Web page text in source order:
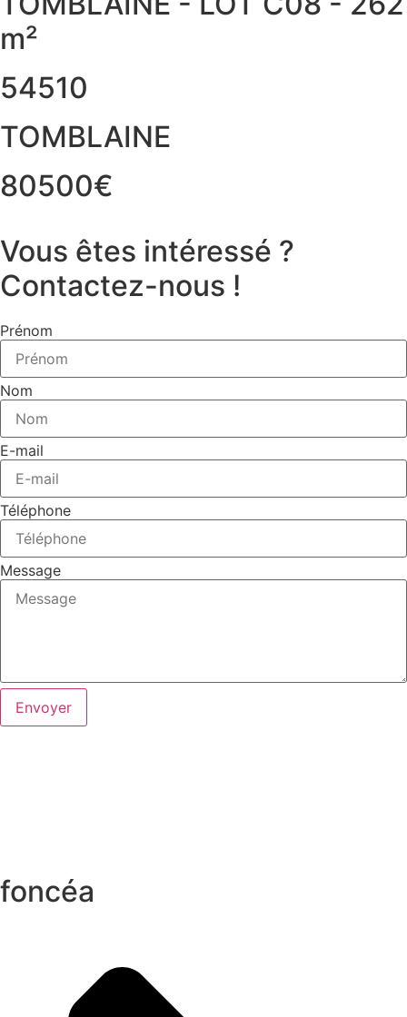
m²
54510
TOMBLAINE
80500€
Vous êtes intéressé ?
Contactez-nous !
Prénom
Nom
E-mail
Téléphone
Message
Envoyer
foncéa